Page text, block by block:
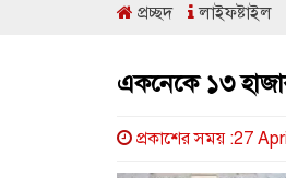
প্রচ্ছদ লাইফষ্টাইল
একনেকে ১৩
প্রকাশের সময় :27